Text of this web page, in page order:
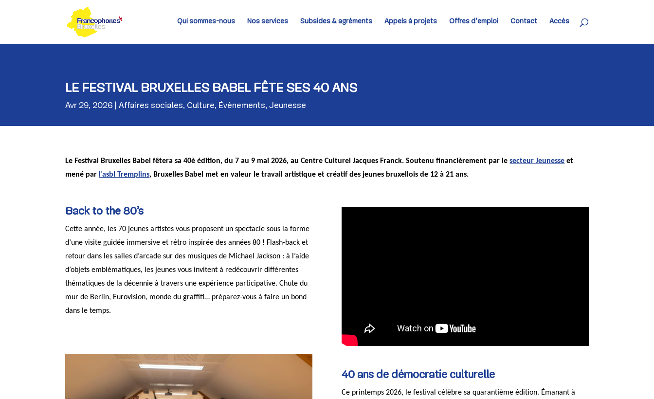
Qui sommes-nous Nos services Subsides & agréments Appels à projets Offres d’emploi Contact Accès
LE FESTIVAL BRUXELLES BABEL FÊTE SES 40 ANS
Avr 29, 2026 Affaires sociales, Culture, Évènements,Jeunesse
Le Festival Bruxelles Babel fêtera sa 40è édition, du 7 au 9 mai 2026, au Centre Culturel Jacques Franck. Soutenu financièrement par lesecteur Jeunesse et
mené par l’asbl Tremplins, Bruxelles Babel met en valeur le travail artistique et créatif des jeunes bruxellois de 12 à 21 ans.
Back to the 80’s
Cette année, les 70 jeunes artistes vous proposent un spectacle sous la forme
d’une visite guidée immersive et rétro inspirée des années 80 ! Flash-back et
retour dans les salles d’arcade sur des musiques de Michael Jackson : à l’aide
d’objets emblématiques, les jeunes vous invitent à redécouvrir différentes
thématiques de la décennie à travers une expérience participative. Chute du
mur de Berlin, Eurovision, monde du graffiti… préparez-vous à faire un bond
dans le temps.
40 ans de démocratie culturelle
Ce printemps 2026, le festival célèbre sa quarantième édition. Émanant à